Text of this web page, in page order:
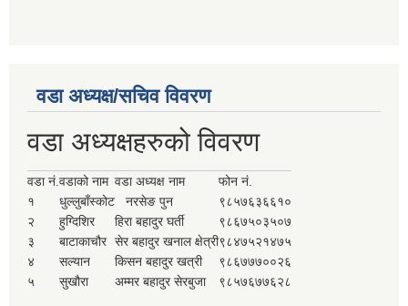
वडा अध्यक्ष/सचिव विवरण
वडा अध्यक्षहरुको विवरण
वडा नं. वडाको नाम वडा अध्यक्ष नाम
फोन नं.
१
धुल्लुबाँस्कोट नरसेङ पुन
९८५७६३६६१०
२
हुग्दिशिर हिरा बहादुर घर्ती
९८६७५०३५०७
३
बाटाकाचौर सेर बहादुर खनाल क्षेत्री९८४७५२१४७५
४
सल्यान किसन बहादुर खत्री
९८६७७७००२६
५
सुखौरा अम्मर बहादुर सेरबुजा ९८५७६७७६२८